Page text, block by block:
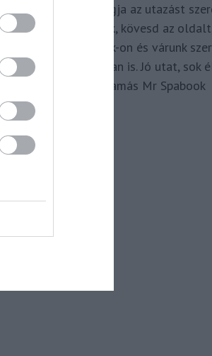
vagy, légy tagja az utazást
Közösségünknek, kövesd az
hozzá a Facebook-on és várunk
zárt csoportunkban is. Jó utat, sok
Kassay Tamás Mr Spabook